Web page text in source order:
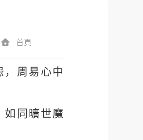
首頁
周易心中
如同曠世魔